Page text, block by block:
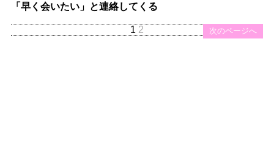
「早く会いたい」と連絡してくる
次のページへ
1 2